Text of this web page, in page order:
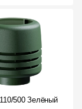
500 Зелёный